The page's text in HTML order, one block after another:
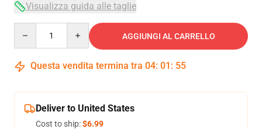
Visualizza guida alle taglie
AGGIUNGI AL CARRELLO
Questa vendita termina tra 04: 01 : 54
Deliver to United States
Cost to ship:$6.99